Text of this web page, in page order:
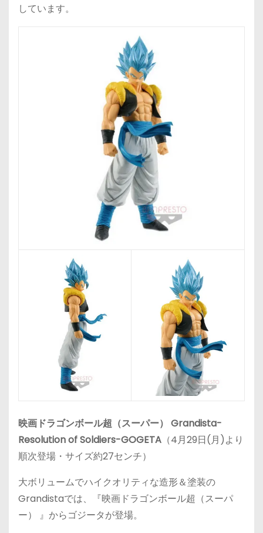
しています。
映画ドラゴンボール超（スーパー） Grandista-
Resolution of Soldiers-GOGETA （4月29日(月)より
順次登場・サイズ約27センチ）
大ボリュームでハイクオリティな造形＆塗装の
Grandistaでは、『映画ドラゴンボール超（スーパ
ー） 』からゴジータが登場。